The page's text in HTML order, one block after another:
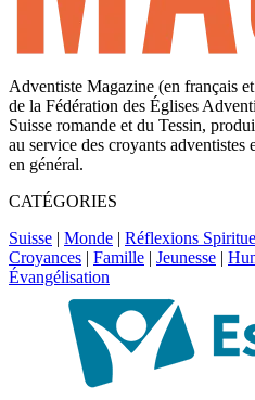
Adventiste Magazine (en français
de la Fédération des Églises
Suisse romande et du Tessin,
au service des croyants adventistes
en général.
CATÉGORIES
Suisse | Monde | Réflexions
Croyances | Famille | Jeunesse |
Évangélisation